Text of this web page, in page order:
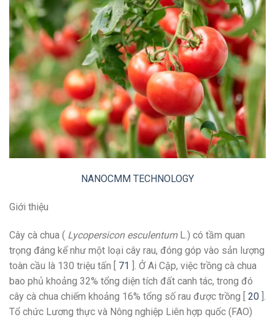
NANOCMM TECHNOLOGY
Giới thiệu
Cây cà chua ( Lycopersicon esculentumL.) có tầm quan
trọng đáng kể như một loại cây rau, đóng góp vào sản lượng
toàn cầu là 130 triệu tấn [ 71 ]. Ở Ai Cập, việc trồng cà chua
bao phủ khoảng 32% tổng diện tích đất canh tác, trong đó
cây cà chua chiếm khoảng 16% tổng số rau được trồng [ 20 ].
Tổ chức Lương thực và Nông nghiệp Liên hợp quốc (FAO)